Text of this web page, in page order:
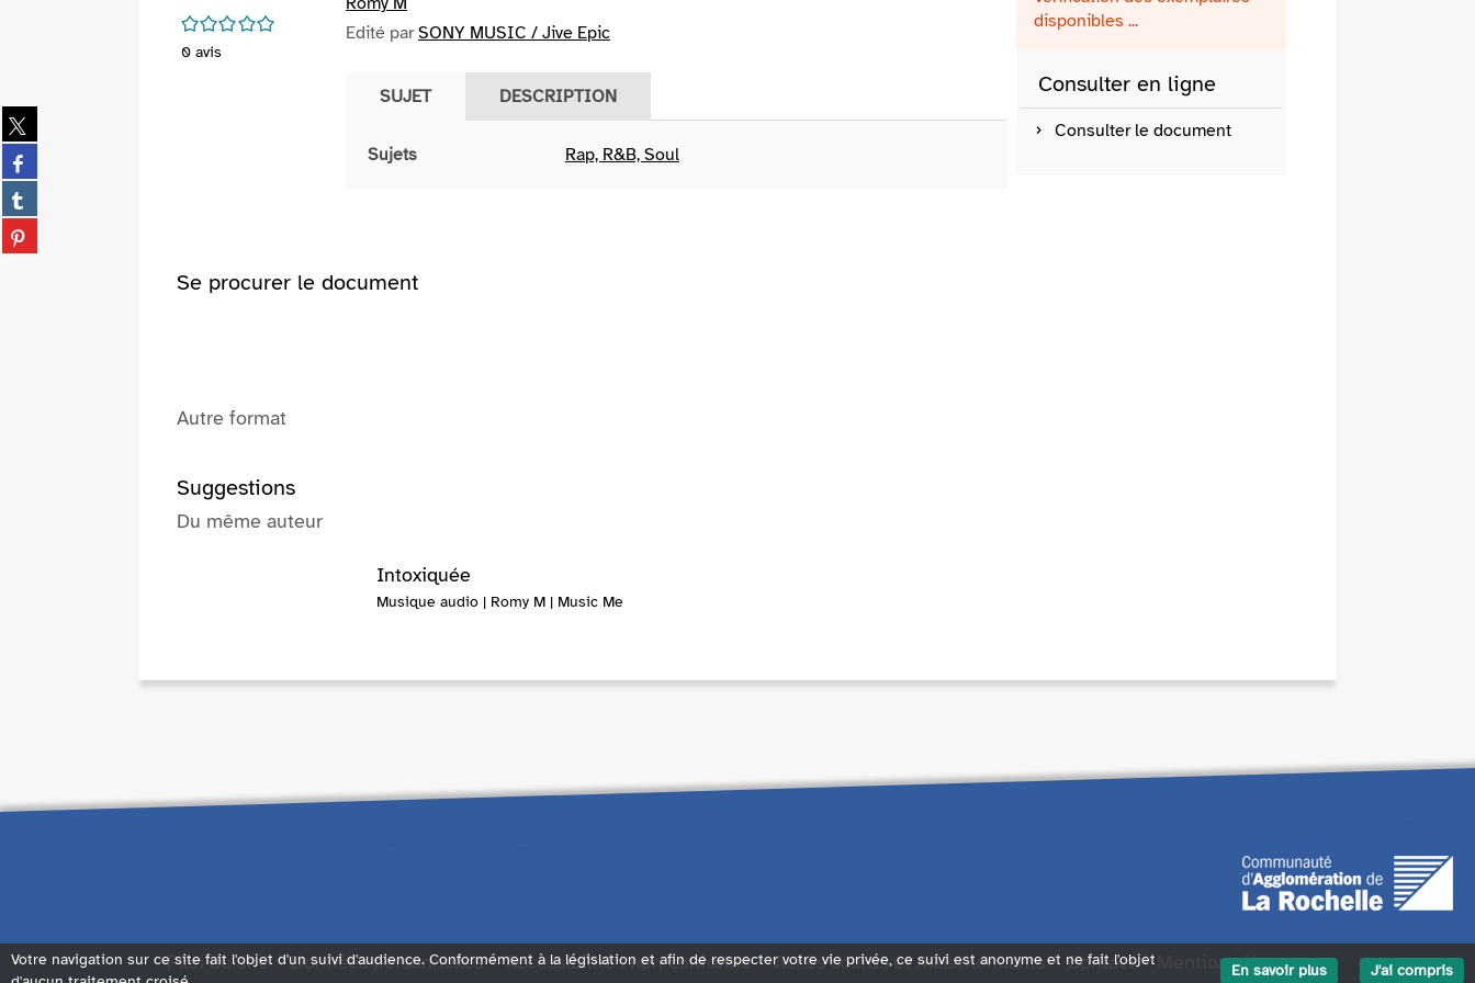
Partager
sur
twitter
(Nouvelle
fenêtre)
Partager
sur
facebook
(Nouvelle
fenêtre)
Partager
sur
tumblr
Partager
sur
/5
0 avis
Edité parSONY MUSIC / Jive Epic
SUJET DESCRIPTION
Sujets Rap, R&B, Soul
disponibles ...
Consulter en ligne
Consulter le document
Se procurer le document
Autre format
Suggestions
Du même auteur
Intoxiquée
Musique audio | Romy M | Music Me
Plan du site Données personnelles Accessibilité : non conforme Accès sourds et malentendants Contact Mentions légales
Votre navigation sur ce site fait l'objet d'un suivi d'audience. Conformément à la législation et afin de respecter votre vie privée, ce suivi est anonyme et ne fait l'objet
En savoir plus J'ai compris